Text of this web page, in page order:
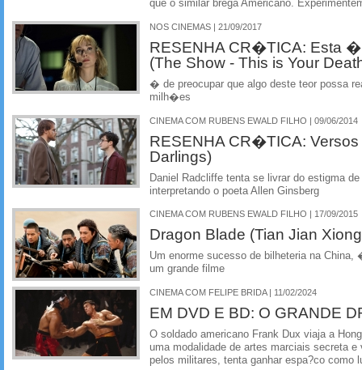
que o similar brega Americano.
NOS CINEMAS | 21/09/2017
RESENHA CR�TICA: Esta �
(The Show - This is Your
� de preocupar que algo deste teor possa
milh�es
CINEMA COM RUBENS EWALD FILHO | 09/06/2014
RESENHA CR�TICA: Versos
Darlings)
Daniel Radcliffe tenta se livrar do estigma
interpretando o poeta Allen Ginsberg
CINEMA COM RUBENS EWALD FILHO | 17/09/2015
Dragon Blade (Tian Jian
Um enorme sucesso de bilheteria na
um grande filme
CINEMA COM FELIPE BRIDA | 11/02/2024
EM DVD E BD: O GRANDE
O soldado americano Frank Dux viaja a
uma modalidade de artes marciais secreta e
pelos militares, tenta ganhar espa?co como